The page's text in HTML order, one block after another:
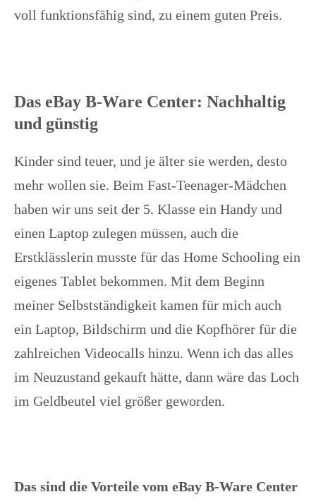
voll funktionsfähig sind, zu einem guten Preis.
Das eBay B-Ware Center: Nachhaltig
und günstig
Kinder sind teuer, und je älter sie werden, desto
mehr wollen sie. Beim Fast-Teenager-Mädchen
haben wir uns seit der 5. Klasse ein Handy und
einen Laptop zulegen müssen, auch die
Erstklässlerin musste für das Home Schooling ein
eigenes Tablet bekommen. Mit dem Beginn
meiner Selbstständigkeit kamen für mich auch
ein Laptop, Bildschirm und die Kopfhörer für die
zahlreichen Videocalls hinzu. Wenn ich das alles
im Neuzustand gekauft hätte, dann wäre das Loch
im Geldbeutel viel größer geworden.
Das sind die Vorteile vom eBay B-Ware Center